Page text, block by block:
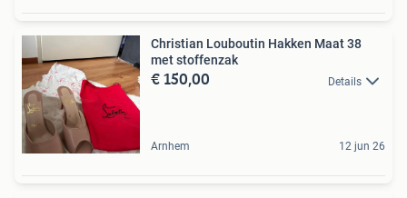
Christian Louboutin Hakken Maat 38
met stoffenzak
€ 150,00 Details
Arnhem 12 jun 26